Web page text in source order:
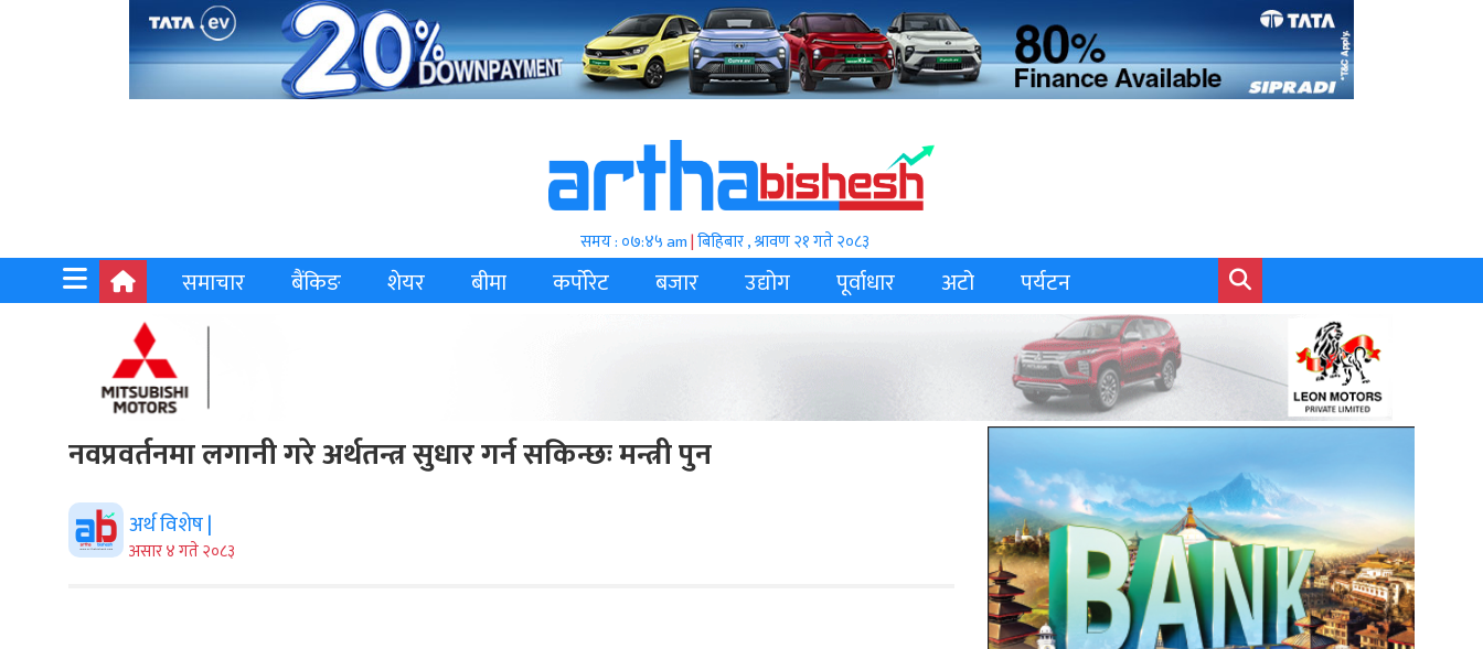
समय : ०७:४५ am|बिहिबार , श्रावण २१ गते २०८३
समाचार बैंकिङ शेयर बीमा कर्पोरेट बजार उद्योग पूर्वाधार अटो पर्यटन
नवप्रवर्तनमा लगानी गरे अर्थतन्त्र सुधार गर्न सकिन्छः मन्त्री पुन
अर्थ विशेष |
असार ४ गते २०८३